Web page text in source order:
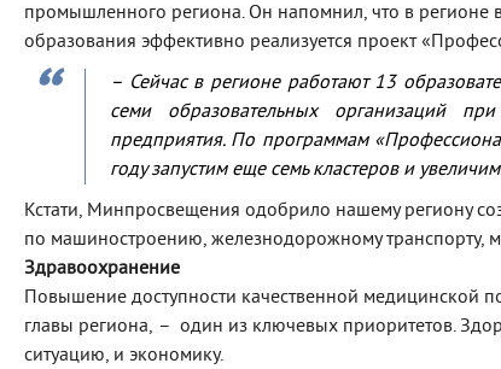
промышленного региона. Он напомнил, что в регионе
образования эффективно реализуется проект
– Сейчас в регионе работают 13
семи образовательных организаций
предприятия. По программам
году запустим еще семь кластеров и
Кстати, Минпросвещения одобрило нашему региону
по машиностроению, железнодорожному транспорту,
Здравоохранение
Повышение доступности качественной медицинской
главы региона, – один из ключевых приоритетов.
ситуацию, и экономику.